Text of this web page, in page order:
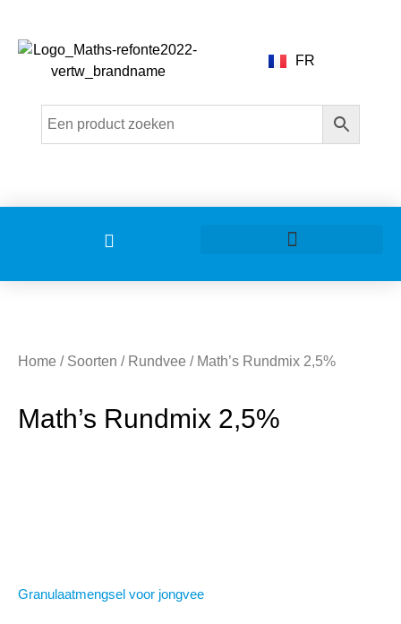
FR
Home / Soorten / Rundvee / Math’s Rundmix 2,5%
Math’s Rundmix 2,5%
Granulaatmengsel voor jongvee